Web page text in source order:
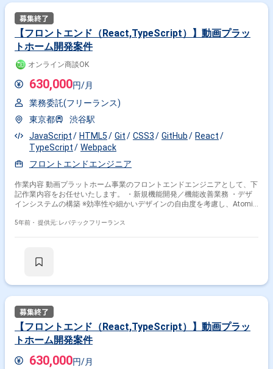
【フロントエンド（React,TypeScript）】動画プラッ
トホーム開発案件
オンライン商談OK
630,000円/月
業務委託(フリーランス)
東京都
渋谷駅
JavaScript
HTML5 Git CSS3 GitHub
React
TypeScript
Webpack
フロントエンドエンジニア
作業内容 動画プラットホーム事業のフロントエンドエンジニアとして、下
記作業内容をお任せいたします。 ・新規機能開発／機能改善業務 ・デザ
インシステムの構築 ※効率性や細かいデザインの自由度を考慮し、Atomic
ただきます。 ※外部開発業者さんにお手伝いいただく場面もあり、外部の
5年前・ 提供元: レバテックフリーランス
【フロントエンド（React,TypeScript）】動画プラッ
トホーム開発案件
630,000円/月